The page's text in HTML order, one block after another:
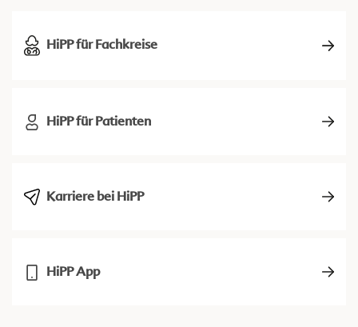
HiPP für Fachkreise
HiPP für Patienten
Karriere bei HiPP
HiPP App